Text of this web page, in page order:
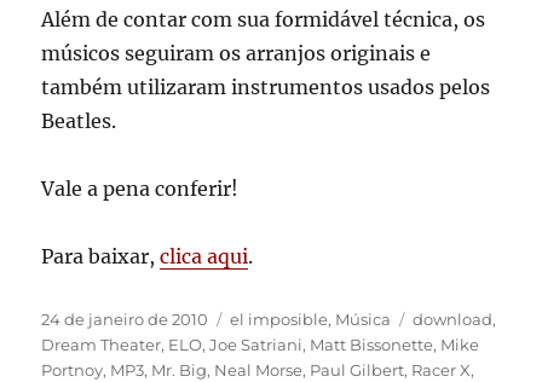
Além de contar com sua formidável técnica, os
músicos seguiram os arranjos originais e
também utilizaram instrumentos usados pelos
Beatles.
Vale a pena conferir!
Para baixar,clica aqui.
Publicado
em
24 de janeiro de 2010 Categorias
el imposible, Música Tags
download,
Dream Theater, ELO,Joe Satriani, Matt Bissonette, Mike
Portnoy, MP3, Mr. Big, Neal Morse, Paul Gilbert, Racer X,